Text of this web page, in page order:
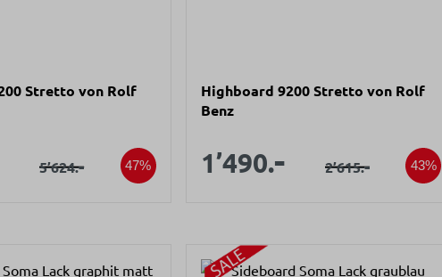
Stretto von Rolf
extra" /
/ Lack matt
Verkaufspreis:
Regulärer Preis:
5’624.- 47%
Highboard 9200 Stretto von Rolf
Benz
Verkaufspreis:
Verkaufspreis:
1’490.- Regulärer Preis:
2’615.- 43%